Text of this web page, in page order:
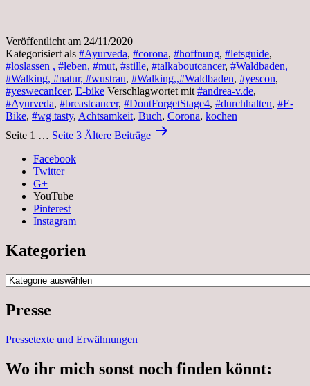
Veröffentlicht am 24/11/2020
Kategorisiert als #Ayurveda, #corona, #hoffnung, #letsguide,
#loslassen , #leben, #mut, #stille, #talkaboutcancer, #Waldbaden,
#Walking, #natur, #wustrau, #Walking,,#Waldbaden, #yescon,
#yeswecan!cer, E-bike Verschlagwortet mit #andrea-v.de,
#Ayurveda, #breastcancer, #DontForgetStage4, #durchhalten, #E-
Bike, #wg tasty, Achtsamkeit, Buch, Corona, kochen
Beitragsnavigation
Seite 1 … Seite 3 Ältere Beiträge
Facebook
Twitter
G+
YouTube
Pinterest
Instagram
Kategorien
Kategorien
Presse
Pressetexte und Erwähnungen
Wo ihr mich sonst noch finden könnt: